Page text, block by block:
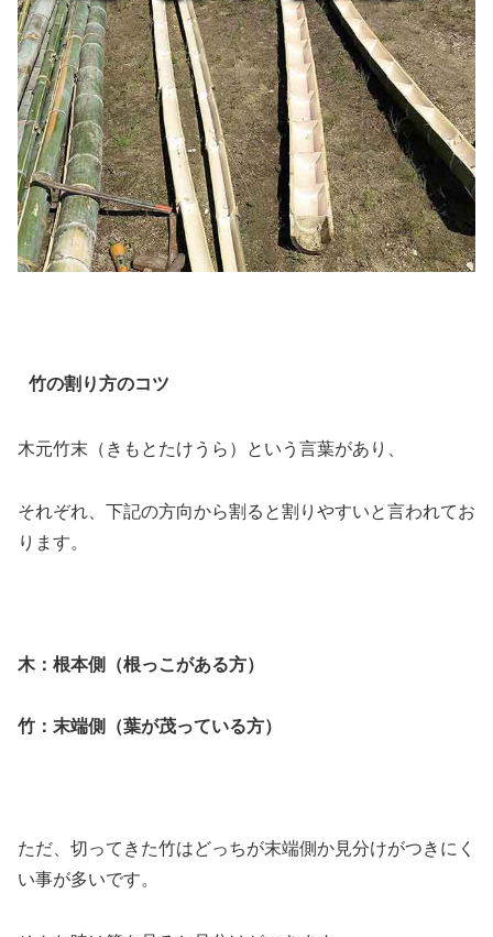
竹の割り方のコツ
木元竹末（きもとたけうら）という言葉があり、
それぞれ、下記の方向から割ると割りやすいと言われてお
ります。
木：根本側（根っこがある方）
竹：末端側（葉が茂っている方）
ただ、切ってきた竹はどっちが末端側か見分けがつきにく
い事が多いです。